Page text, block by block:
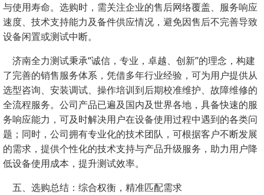
与使用寿命。选购时，需关注企业的售后网络覆盖、服务响应
速度、技术支持能力及备件供应情况，避免因售后不完善导致
设备闲置或测试中断。
济南全力测试秉承“诚信，专业，卓越、创新”的理念，构建
了完善的销售服务体系，凭借多年行业经验，可为用户提供从
选型咨询、安装调试、操作培训到后期校准维护、故障维修的
全流程服务。公司产品已遍及国内及世界各地，具备快速的服
务响应能力，可及时解决用户在设备使用过程中遇到的各类问
题；同时，公司拥有专业化的技术团队，可根据客户不断发展
的需求，提供个性化的技术支持与产品升级服务，助力用户降
低设备使用成本，提升测试效率。
五、选购总结：综合权衡，精准匹配需求